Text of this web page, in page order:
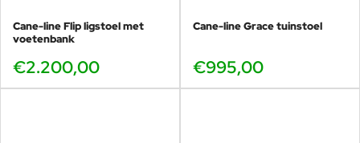
Cane-line Flip ligstoel met
voetenbank
€2.200,00
Cane-line Grace tuinstoel
€995,00